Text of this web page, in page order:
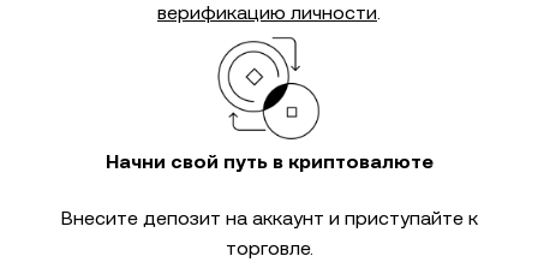
верификацию личности.
Начни свой путь в криптовалюте
Внесите депозит на аккаунт и приступайте к
торговле.